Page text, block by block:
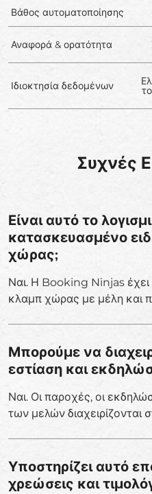
Βάθος αυτοματοποίησης
Αναφορά & ορατότητα
Ιδιοκτησία δεδομένων
Συχνές
Είναι αυτό το
κατασκευασμένο
χώρας;
Ναι. Η Booking Ninjas έχει
κλαμπ χώρας με μέλη και
Μπορούμε να
εστίαση και
Ναι. Οι παροχές, οι
των μελών διαχειρίζονται
Υποστηρίζει αυτό
χρεώσεις και